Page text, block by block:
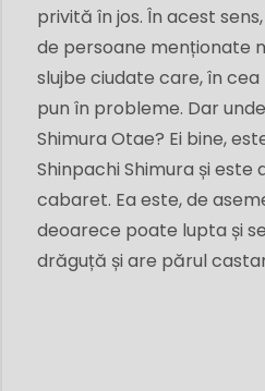
privită în jos. În acest
de persoane menționate
slujbe ciudate care, în
pun în probleme. Dar
Shimura Otae? Ei bine,
Shinpachi Shimura și este
cabaret. Ea este, de
deoarece poate lupta și
drăguță și are părul